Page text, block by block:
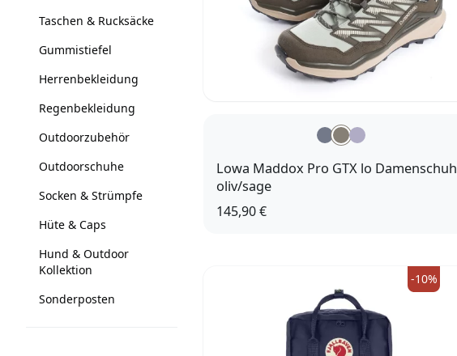
Taschen & Rucksäcke
Gummistiefel
Herrenbekleidung
Regenbekleidung
Outdoorzubehör
Outdoorschuhe
Socken & Strümpfe
Hüte & Caps
Hund & Outdoor
Kollektion
Sonderposten
Lowa Maddox Pro GTX lo Damenschuh
oliv/sage
145,90 €
-10%